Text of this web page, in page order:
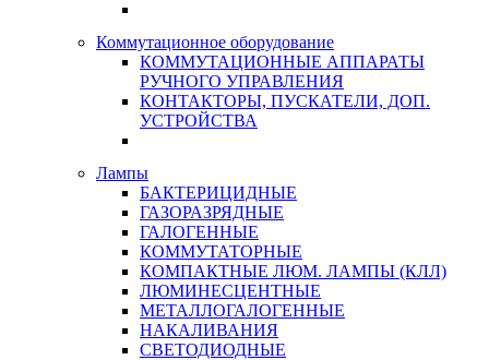
Коммутационное оборудование
КОММУТАЦИОННЫЕ АППАРАТЫ
РУЧНОГО УПРАВЛЕНИЯ
КОНТАКТОРЫ, ПУСКАТЕЛИ, ДОП.
УСТРОЙСТВА
Лампы
БАКТЕРИЦИДНЫЕ
ГАЗОРАЗРЯДНЫЕ
ГАЛОГЕННЫЕ
КОММУТАТОРНЫЕ
КОМПАКТНЫЕ ЛЮМ. ЛАМПЫ (КЛЛ)
ЛЮМИНЕСЦЕНТНЫЕ
МЕТАЛЛОГАЛОГЕННЫЕ
НАКАЛИВАНИЯ
СВЕТОДИОДНЫЕ